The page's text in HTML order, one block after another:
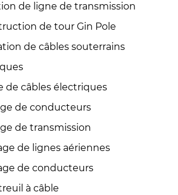
de ligne de transmission
de tour Gin Pole
de câbles souterrains
de câbles électriques
de conducteurs
de transmission
de lignes aériennes
de conducteurs
à câble